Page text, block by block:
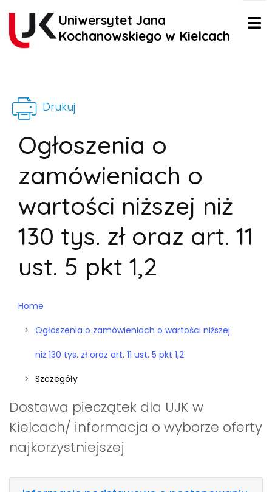
Uniwersytet Jana
Kochanowskiego w Kielcach
Drukuj
Ogłoszenia o
zamówieniach o
wartości niższej niż
130 tys. zł oraz art. 11
ust. 5 pkt 1,2
Home
Ogłoszenia o zamówieniach o wartości niższej
niż 130 tys. zł oraz art. 11 ust. 5 pkt 1,2
Szczegóły
Dostawa pieczątek dla UJK w
Kielcach/ informacja o wyborze oferty
najkorzystniejszej